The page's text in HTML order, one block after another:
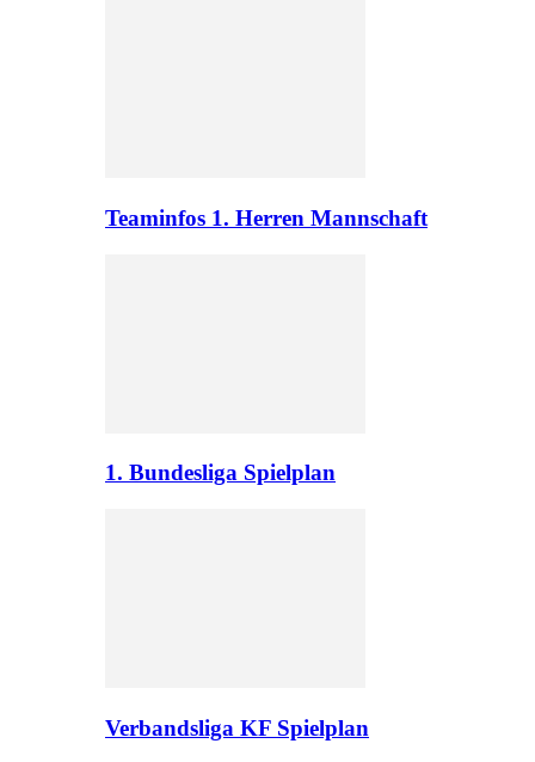
Teaminfos 1. Herren Mannschaft
1. Bundesliga Spielplan
Verbandsliga KF Spielplan